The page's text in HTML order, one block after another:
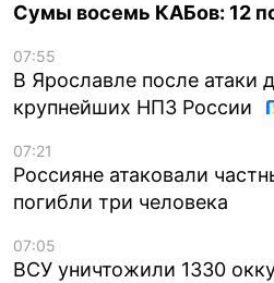
Сумы восемь КАБов: 12
07:55
В Ярославле после атаки
крупнейших НПЗ России
07:21
Россияне атаковали
погибли три человека
07:05
ВСУ уничтожили 1330